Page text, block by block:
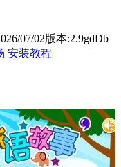
07/02版本:2.9gdDb
安装教程